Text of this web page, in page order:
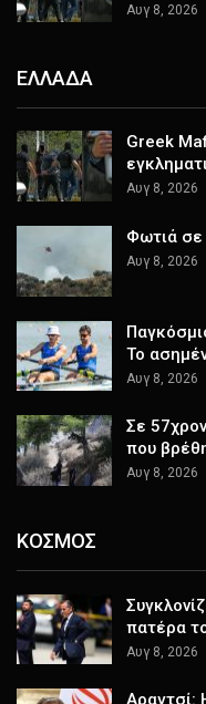
Αυγ 8, 2026
ΕΛΛΑΔΑ
Greek
Αυγ 8, 2026
Φωτιά σε
Αυγ 8, 2026
Το
Αυγ 8, 2026
Σε
που
Αυγ 8, 2026
ΚΟΣΜΟΣ
πατέρα
Αυγ 8, 2026